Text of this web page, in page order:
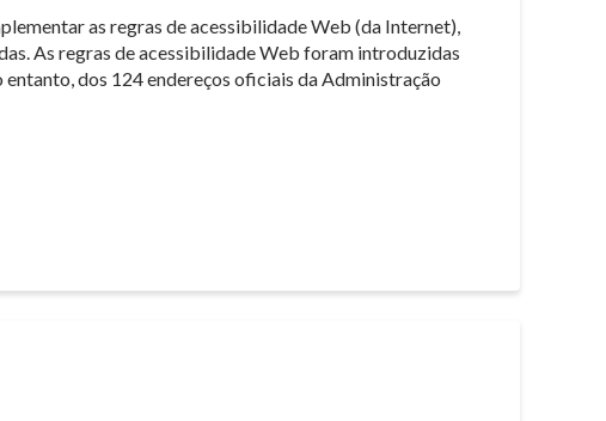
as regras de acessibilidade Web (da Internet),
As regras de acessibilidade Web foram introduzidas
dos 124 endereços oficiais da Administração